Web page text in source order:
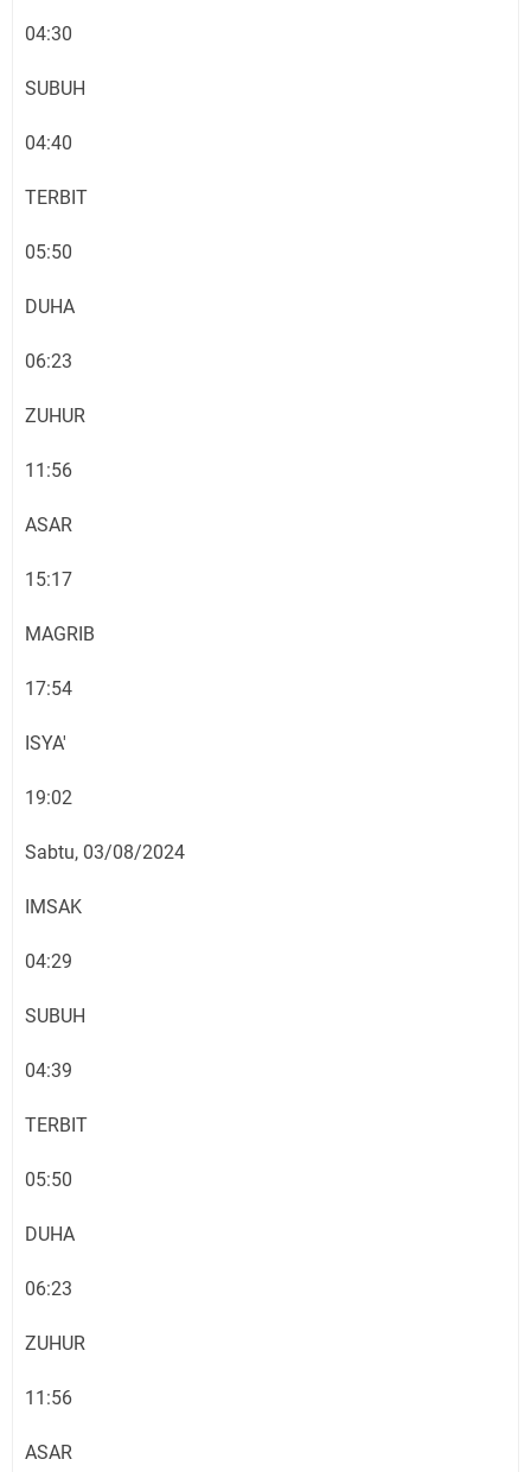
04:30
SUBUH
04:40
TERBIT
05:50
DUHA
06:23
ZUHUR
11:56
ASAR
15:17
MAGRIB
17:54
ISYA'
19:02
Sabtu, 03/08/2024
IMSAK
04:29
SUBUH
04:39
TERBIT
05:50
DUHA
06:23
ZUHUR
11:56
ASAR